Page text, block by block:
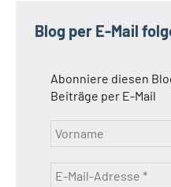
Blog per E-Mail
Abonniere diesen
Beiträge per E-Mail